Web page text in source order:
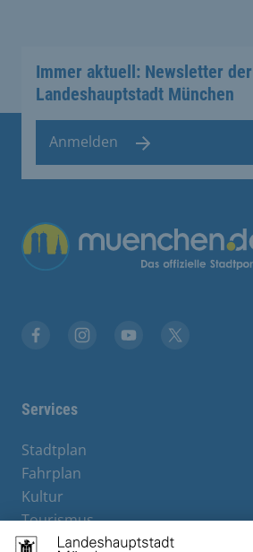
Immer aktuell: Newsletter der
Landeshauptstadt München
Anmelden
Services
Stadtplan
Fahrplan
Kultur
Tourismus
M-Strom